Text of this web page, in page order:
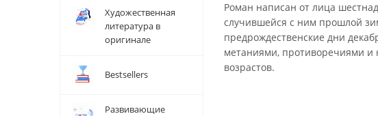
Роман написан от лица
случившейся с ним прошлой
предрождественские дни
метаниями, противоречиями и
возрастов.
Художественная
литература в
оригинале
Bestsellers
Развивающие